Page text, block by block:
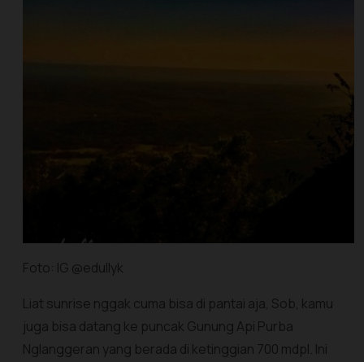
Foto: IG @edullyk
Liat sunrise nggak cuma bisa di pantai aja, Sob, kamu
juga bisa datang ke puncak Gunung Api Purba
Nglanggeran yang berada di ketinggian 700 mdpl. Ini